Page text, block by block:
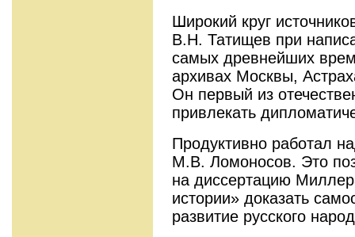
Широкий круг
В.Н. Татищев при
самых древнейших
архивах Москвы,
Он первый из
привлекать
Продуктивно работал
М.В. Ломоносов. Это
на диссертацию
истории» доказать
развитие русского